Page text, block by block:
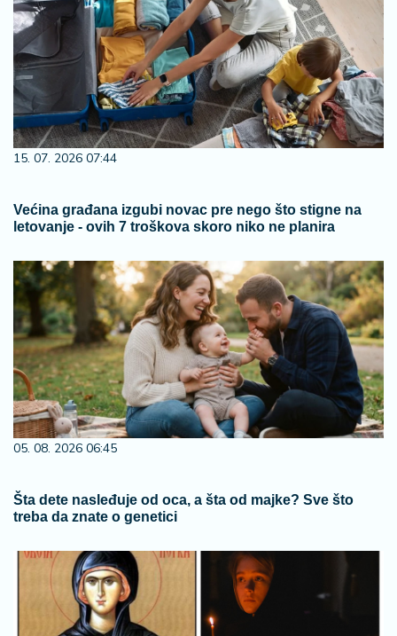
15. 07. 2026 07:44
Većina građana izgubi novac pre nego što stigne na
letovanje - ovih 7 troškova skoro niko ne planira
05. 08. 2026 06:45
Šta dete nasleđuje od oca, a šta od majke? Sve što
treba da znate o genetici